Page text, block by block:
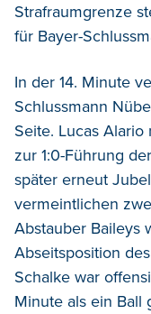
Strafraumgrenze
für Bayer-
In der 14. Minute
Schlussmann
Seite. Lucas
zur 1:0-Führung
später erneut
vermeintlichen
Abstauber Baileys
Abseitsposition
Schalke war
Minute als ein Ball